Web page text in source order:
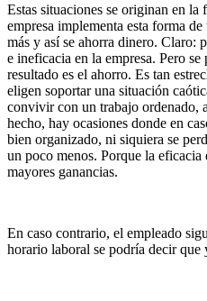
Estas situaciones se originan en la
empresa implementa esta forma
más y así se ahorra dinero. Claro:
e ineficacia en la empresa. Pero se
resultado es el ahorro. Es tan
eligen soportar una situación
convivir con un trabajo ordenado,
hecho, hay ocasiones donde en
bien organizado, ni siquiera se
un poco menos. Porque la
mayores ganancias.
En caso contrario, el empleado
horario laboral se podría decir que